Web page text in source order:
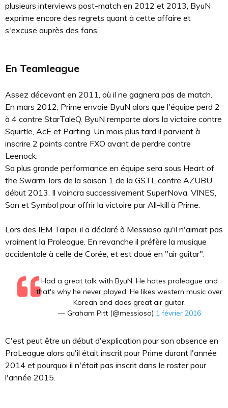
plusieurs interviews post-match en 2012 et 2013, ByuN
exprime encore des regrets quant à cette affaire et
s'excuse auprès des fans.
En Teamleague
Assez décevant en 2011, où il ne gagnera pas de match.
En mars 2012, Prime envoie ByuN alors que l'équipe perd 2
à 4 contre StarTaleQ. ByuN remporte alors la victoire contre
Squirtle, AcE et Parting. Un mois plus tard il parvient à
inscrire 2 points contre FXO avant de perdre contre
Leenock.
Sa plus grande performance en équipe sera sous Heart of
the Swarm, lors de la saison 1 de la GSTL contre AZUBU
début 2013. Il vaincra successivement SuperNova, VINES,
San et Symbol pour offrir la victoire par All-kill à Prime.
Lors des IEM Taipei, il a déclaré à Messioso qu'il n'aimait pas
vraiment la Proleague. En revanche il préfère la musique
occidentale à celle de Corée, et est doué en "air guitar".
Had a great talk with ByuN. He hates proleague and
that's why he never played. He likes western music over
Korean and does great air guitar.
— Graham Pitt (@messioso) 1 février 2016
C'est peut être un début d'explication pour son absence en
ProLeague alors qu'il était inscrit pour Prime durant l'année
2014 et pourquoi il n'était pas inscrit dans le roster pour
l'année 2015.